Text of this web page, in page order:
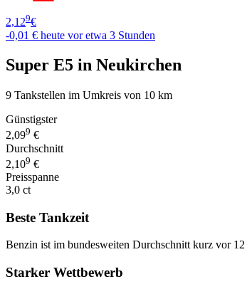
2,129€
-0,01 € heute vor etwa 3 Stunden
Super E5 in Neukirchen
9 Tankstellen im Umkreis von 10 km
Günstigster
2,099 €
Durchschnitt
2,109 €
Preisspanne
3,0 ct
Beste Tankzeit
Benzin ist im bundesweiten Durchschnitt kurz vor
Starker Wettbewerb